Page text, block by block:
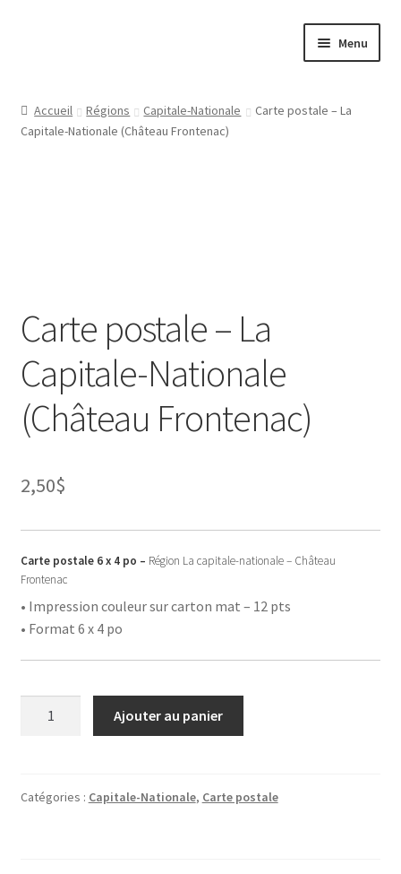
Menu
Jeux
Contact
Accueil Régions Capitale-Nationale
Carte postale – La
Capitale-Nationale (Château Frontenac)
Carte postale – La
Capitale-Nationale
(Château Frontenac)
2,50$
Carte postale 6 x 4 po – Région La capitale-nationale – Château
Frontenac
• Impression couleur sur carton mat – 12 pts
• Format 6 x 4 po
-
Ajouter au panier
Catégories : Capitale-Nationale, Carte postale